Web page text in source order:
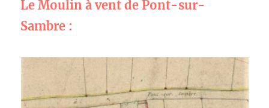
Le Moulin à vent de Pont-sur-
Sambre :